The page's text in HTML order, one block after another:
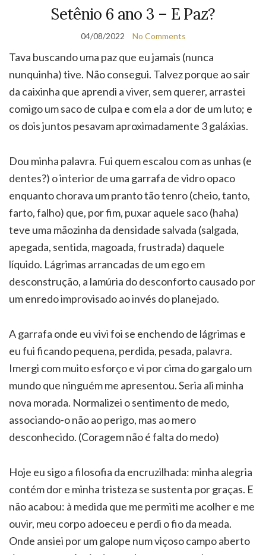
Setênio 6 ano 3 – E Paz?
04/08/2022 No Comments
Tava buscando uma paz que eu jamais (nunca
nunquinha) tive. Não consegui. Talvez porque ao sair
da caixinha que aprendi a viver, sem querer, arrastei
comigo um saco de culpa e com ela a dor de um luto; e
os dois juntos pesavam aproximadamente 3 galáxias.
Dou minha palavra. Fui quem escalou com as unhas (e
dentes?) o interior de uma garrafa de vidro opaco
enquanto chorava um pranto tão tenro (cheio, tanto,
farto, falho) que, por fim, puxar aquele saco (haha)
teve uma mãozinha da densidade salvada (salgada,
apegada, sentida, magoada, frustrada) daquele
líquido. Lágrimas arrancadas de um ego em
desconstrução, a lamúria do desconforto causado por
um enredo improvisado ao invés do planejado.
A garrafa onde eu vivi foi se enchendo de lágrimas e
eu fui ficando pequena, perdida, pesada, palavra.
Imergi com muito esforço e vi por cima do gargalo um
mundo que ninguém me apresentou. Seria ali minha
nova morada. Normalizei o sentimento de medo,
associando-o não ao perigo, mas ao mero
desconhecido. (Coragem não é falta do medo)
Hoje eu sigo a filosofia da encruzilhada: minha alegria
contém dor e minha tristeza se sustenta por graças. E
não acabou: à medida que me permiti me acolher e me
ouvir, meu corpo adoeceu e perdi o fio da meada.
Onde ansiei por um galope num viçoso campo aberto